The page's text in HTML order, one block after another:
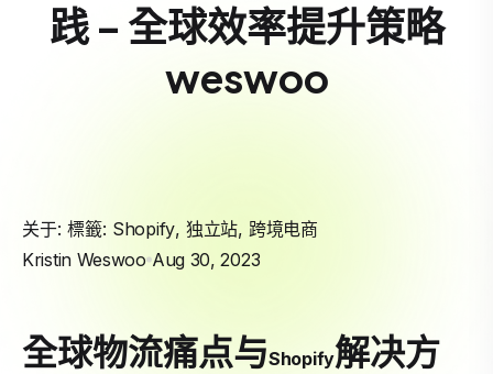
践 – 全球效率提升策略
weswoo
关于: 標籤: Shopify, 独立站, 跨境电商
Kristin Weswoo Aug 30, 2023
全球物流痛点与Shopify解决方